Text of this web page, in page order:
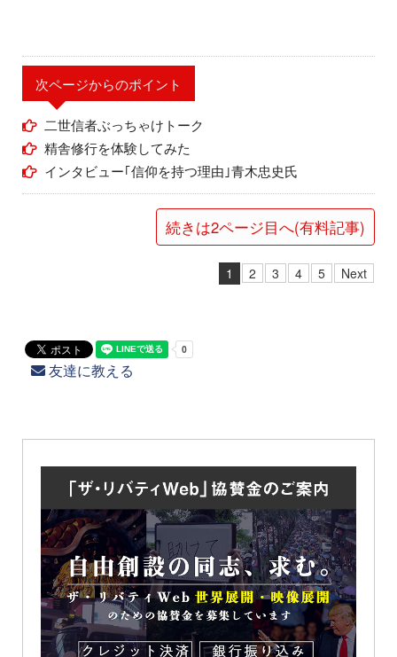
次ページからのポイント
二世信者ぶっちゃけトーク
精舎修行を体験してみた
インタビュー｢信仰を持つ理由｣青木忠史氏
続きは2ページ目へ(有料記事)
1 2 3 4 5 Next
友達に教える